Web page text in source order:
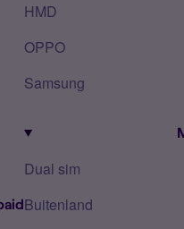
HMD
OPPO
Samsung
Dual sim
Buitenland